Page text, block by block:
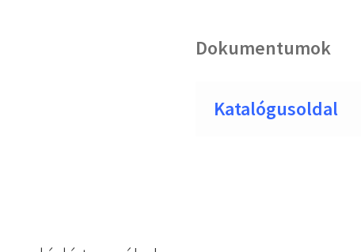
Dokumentumok
Katalógusoldal